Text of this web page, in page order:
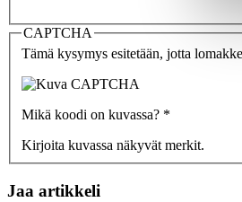
CAPTCHA
Tämä kysymys esitetään, jotta
Mikä koodi on kuvassa? *
Kirjoita kuvassa näkyvät merkit.
Jaa artikkeli